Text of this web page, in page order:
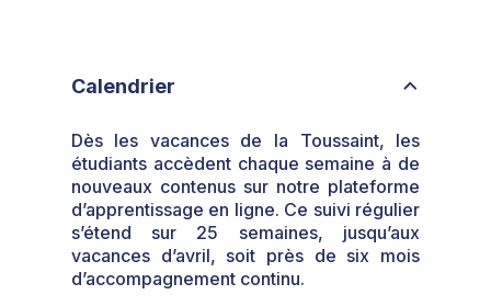
Calendrier
Dès les vacances de la Toussaint, les
étudiants accèdent chaque semaine à de
nouveaux contenus sur notre plateforme
d’apprentissage en ligne. Ce suivi régulier
s’étend sur 25 semaines, jusqu’aux
vacances d’avril, soit près de six mois
d’accompagnement continu.